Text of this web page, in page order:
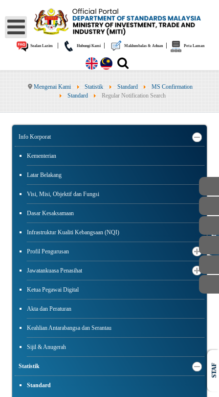
Soalan Lazim| Hubungi Kami| Maklumbalas & Aduan| Peta Laman
Mengenai Kami Statistik Standard
MS Confirmation
Standard
Regular Notification Search
Info Korporat
Kementerian
Latar Belakang
Visi, Misi, Objektif dan Fungsi
Dasar Kesaksamaan
Infrastruktur Kualiti Kebangsaan (NQI)
Profil Pengurusan
Jawatankuasa Penasihat
Ketua Pegawai Digital
Akta dan Peraturan
Keahlian Antarabangsa dan Serantau
Sijil & Anugerah
Statistik
Standard
AWAM
STAF